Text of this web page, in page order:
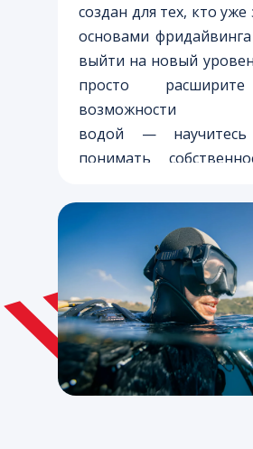
создан для тех, кто уже
основами
выйти на новый
просто
водой — научитесь
понимать
и уверенно
любых условиях.
Программа Level II
тонкости эффективной
вы отработаете
плавучести,
движения для
кислорода и освоите